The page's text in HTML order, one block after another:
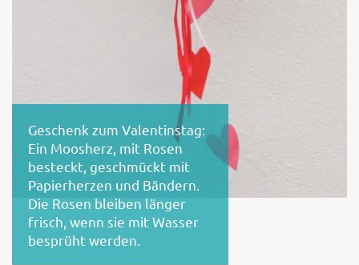
Geschenk zum Valentinstag:
Ein Moosherz, mit Rosen
besteckt, geschmückt mit
Papierherzen und Bändern.
Die Rosen bleiben länger
frisch, wenn sie mit Wasser
besprüht werden.